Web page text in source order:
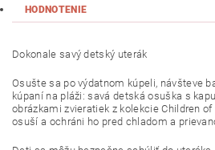
HODNOTENIE
Dokonale savý detský uterák
Osušte sa po výdatnom kúpeli, návšteve
kúpaní na pláži: savá detská osuška s
obrázkami zvieratiek z kolekcie Children
osuší a ochráni ho pred chladom a